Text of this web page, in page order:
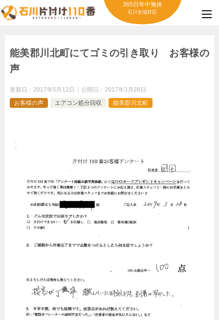
365日年中無休
石川全域対応
能美郡川北町にてゴミの引き取り お客様の
声
更新日： 2017年5月12日 公開日： 2017年3月28日
お客様の声
エアコン処分回収 能美郡川北町